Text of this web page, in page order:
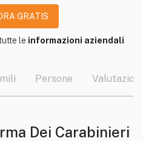
GRATIS
le informazioni aziendali
Persone Valutazioni
Dei Carabinieri